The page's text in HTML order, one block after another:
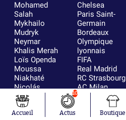
Mohamed
Salah
Mykhailo
Mudryk
Neymar
Khalis Merah
Loïs Openda
Moussa
Niakhaté
Nicolás
Tagliafico
Pavel Šulc
Josh Maja
Chelsea
Paris Saint-
Germain
Bordeaux
Olympique
lyonnais
FIFA
Real Madrid
RC Strasbourg
AC Milan
France
Accueil
10
Actus Boutique